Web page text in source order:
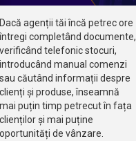
Dacă agenții tăi încă petrec ore
completând documente,
verificând telefonic stocuri,
introducând manual comenzi
sau căutând informații despre
clienți și produse, înseamnă
mai puțin timp petrecut în fața
clienților și mai puține
oportunități de vânzare.